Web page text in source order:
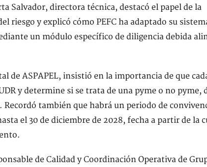
Salvador, directora técnica, destacó el papel de la
riesgo y explicó cómo PEFC ha adaptado su
un módulo específico de diligencia debida
de ASPAPEL, insistió en la importancia de que
y determine si se trata de una pyme o no pyme,
Recordó también que habrá un periodo de
el 30 de diciembre de 2028, fecha a partir de la
de Calidad y Coordinación Operativa de